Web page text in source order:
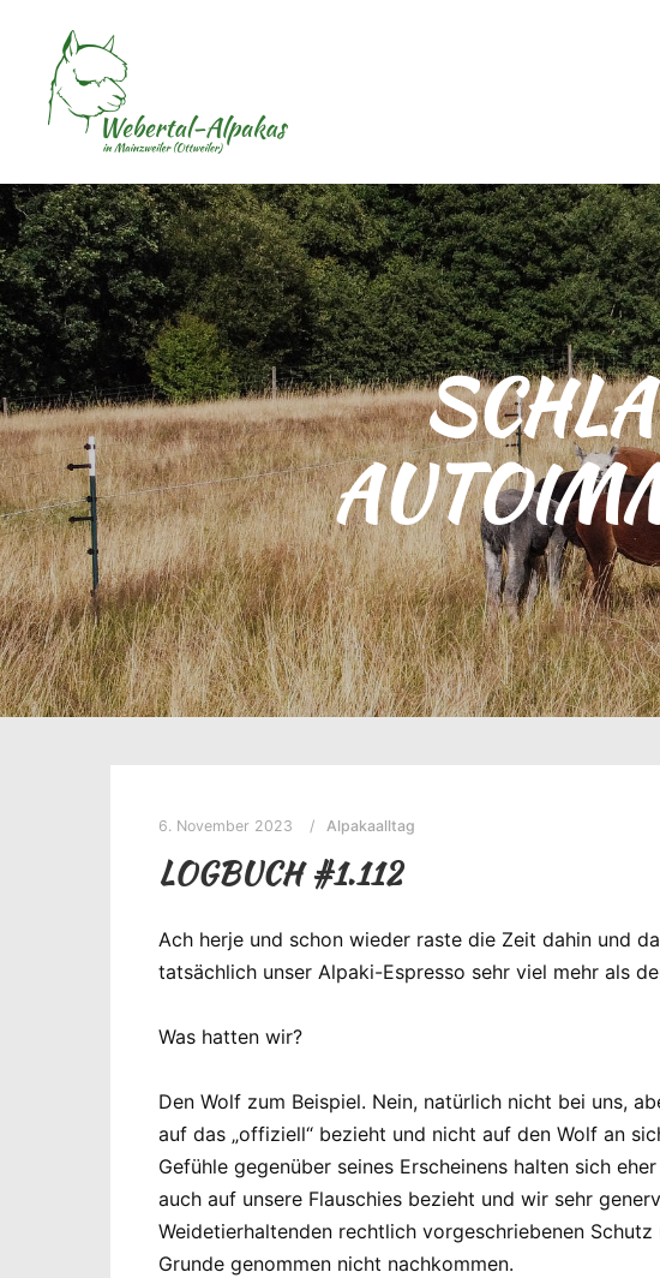
6. November 2023 Alpakaalltag
LOGBUCH #1.112
Ach herje und schon wieder raste die Zeit dahin und
tatsächlich unser Alpaki-Espresso sehr viel mehr als
Was hatten wir?
Den Wolf zum Beispiel. Nein, natürlich nicht bei uns,
auf das „offiziell“ bezieht und nicht auf den Wolf an
Gefühle gegenüber seines Erscheinens halten sich
auch auf unsere Flauschies bezieht und wir sehr
Weidetierhaltenden rechtlich vorgeschriebenen
Grunde genommen nicht nachkommen.